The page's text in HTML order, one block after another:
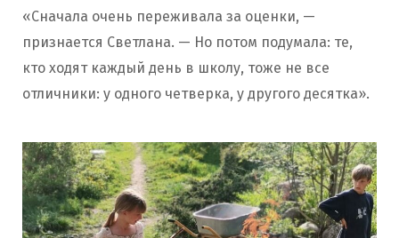
«Сначала очень переживала за оценки, —
признается Светлана. — Но потом подумала: те,
кто ходят каждый день в школу, тоже не все
отличники: у одного четверка, у другого десятка».